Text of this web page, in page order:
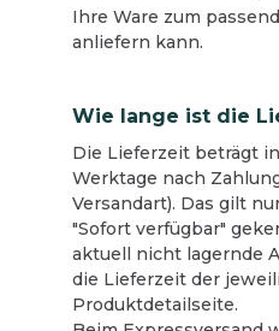
Ihre Ware zum
anliefern kann.
Wie lange ist die
Die Lieferzeit beträgt
Werktage nach
Versandart). Das gilt
"Sofort verfügbar"
aktuell nicht lagernde
die Lieferzeit der
Produktdetailseite.